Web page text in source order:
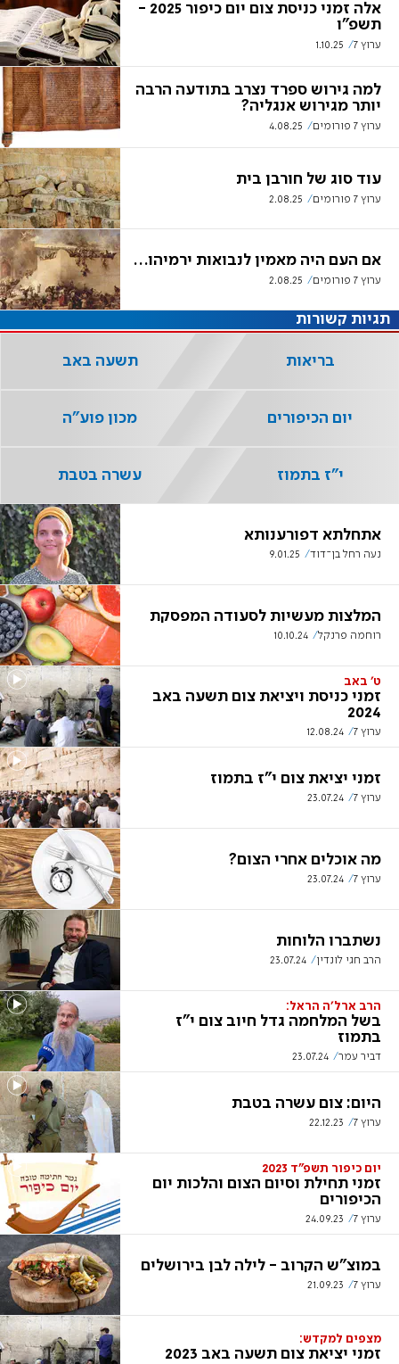
אלה זמני כניסת צום יום כיפור 2025 -
תשפ"ו
ערוץ 7 1.10.25
למה גירוש ספרד נצרב בתודעה הרבה
יותר מגירוש אנגליה?
ערוץ 7 פורומים 4.08.25
עוד סוג של חורבן בית
ערוץ 7 פורומים 2.08.25
אם העם היה מאמין לנבואות ירמיהו…
ערוץ 7 פורומים 2.08.25
אתחלתא דפורענותא
נעה רחל בן־דוד 9.01.25
המלצות מעשיות לסעודה המפסקת
רוחמה פרנקל 10.10.24
ט' באב
זמני כניסת ויציאת צום תשעה באב
2024
ערוץ 7 12.08.24
זמני יציאת צום י"ז בתמוז
ערוץ 7 23.07.24
מה אוכלים אחרי הצום?
ערוץ 7 23.07.24
נשתברו הלוחות
הרב חגי לונדין 23.07.24
הרב ארל'ה הראל:
בשל המלחמה גדל חיוב צום י"ז
בתמוז
דביר עמר 23.07.24
היום: צום עשרה בטבת
ערוץ 7 22.12.23
יום כיפור תשפ"ד 2023
זמני תחילת וסיום הצום והלכות יום
הכיפורים
ערוץ 7 24.09.23
במוצ"ש הקרוב - לילה לבן בירושלים
ערוץ 7 21.09.23
מצפים למקדש:
זמני יציאת צום תשעה באב 2023
תגיות קשורות
בריאות תשעה באב
יום הכיפורים מכון פוע"ה
י"ז בתמוז עשרה בטבת